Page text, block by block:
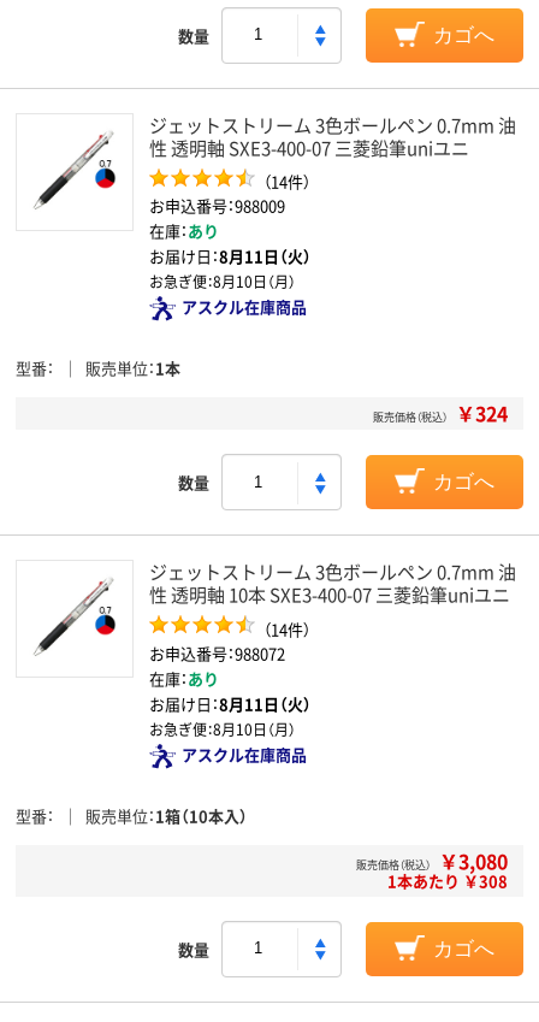
数量 カゴへ
ジェットストリーム 3色ボールペン 0.7mm 油
性 透明軸 SXE3-400-07 三菱鉛筆uniユニ
（14件）
お申込番号：988009
在庫：あり
お届け日：8月11日（火）
お急ぎ便：8月10日（月）
アスクル在庫商品
型番 販売単位 1本
販売価格（税込） ￥324
数量 カゴへ
ジェットストリーム 3色ボールペン 0.7mm 油
性 透明軸 10本 SXE3-400-07 三菱鉛筆uniユニ
（14件）
お申込番号：988072
在庫：あり
お届け日：8月11日（火）
お急ぎ便：8月10日（月）
アスクル在庫商品
型番 販売単位 1箱（10本入）
販売価格（税込） ￥3,080
1本あたり ￥308
数量 カゴへ